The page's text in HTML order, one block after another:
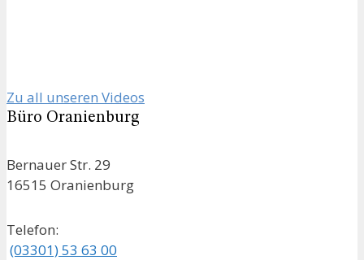
Zu all unseren Videos
Büro Oranienburg
Bernauer Str. 29
16515 Oranienburg
Telefon:
(03301) 53 63 00